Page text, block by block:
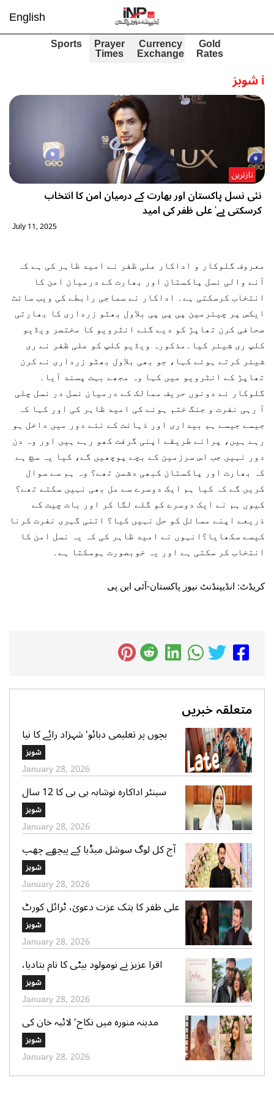
English
Gold
Rates
Currency
Exchange
Prayer
Times
Sports
iشوبز
نئی نسل پاکستان اور بھارت کے درمیان امن کا انتخاب
کرسکتی ہے' علی ظفر کی امید
تازترین
July 11, 2025
معروف گلوکار و اداکار علی ظفر نے امید ظاہر کی ہے کہ
آنے والی نسل پاکستان اور بھارت کے درمیان امن کا
انتخاب کرسکتی ہے۔ اداکار نے سماجی رابطے کی ویب سائٹ
ایکس پر چیئرمین پی پی پی بلاول بھٹو زرداری کا بھارتی
صحافی کرن تھاپڑ کو دیے گئے انٹرویو کا مختصر ویڈیو
کلپ ری شیئر کیا۔مذکورہ ویڈیو کلپ کو علی ظفر نے ری
شیئر کرتے ہوئے کہا، جو بھی بلاول بھٹو زرداری نے کرن
تھاپڑ کے انٹرویو میں کہا وہ مجھے بہت پسند آیا۔
گلوکار نے دونوں حریف ممالک کے درمیان نسل در نسل چلی
آ رہی نفرت و جنگ ختم ہونے کی امید ظاہر کی اور کہا کہ
جیسے جیسے ہم بیداری اور ذہانت کے نئے دور میں داخل ہو
رہے ہیں، پرانے طریقے اپنی گرفت کھو رہے ہیں اور وہ دن
دور نہیں جب اس سرزمین کے بچے پوچھیں گے، کیا یہ سچ ہے
کہ بھارت اور پاکستان کبھی دشمن تھے؟ وہ ہم سے سوال
کریں گے کہ کیا ہم ایک دوسرے سے مل بھی نہیں سکتے تھے؟
کیوں ہم نے ایک دوسرے کو گلے لگا کر اور بات چیت کے
ذریعے اپنے مسائل کو حل نہیں کیا؟ اتنی گہری نفرت کرنا
کیسے سکھایا؟انہوں نے امید ظاہر کی کہ یہ نسل امن کا
انتخاب کر سکتی ہے اور یہ خوبصورت ہوسکتا ہے۔
کریڈٹ: انڈیپنڈنٹ نیوز پاکستان-آئی این پی
متعلقہ خبریں
بچوں پر تعلیمی دبائو‘ شہزاد رائے کا نیا
گانا سوشل میڈیا پر وائرل
شوبز
January 28, 2026
سینئر اداکارہ نوشابہ بی بی کا 12 سال
کی عمر میں شادی ہونے کا اعتراف
شوبز
January 28, 2026
آج کل لوگ سوشل میڈیا کے پیچھے چھپ
کر ایک دوسرے پر کیچڑ اچھالتے ہیں‘ علی
عباس
شوبز
January 28, 2026
علی ظفر کا ہتک عزت دعویٰ، ٹرائل کورٹ
شوبز
January 28, 2026
اقرا عزیز نے نومولود بیٹی کا نام بتادیا،
مداحوں کی مبارکباد
شوبز
January 28, 2026
مدینہ منورہ میں نکاح‘ لائبہ خان کی
دعائے خیر کی تصاویر بھی وائرل
شوبز
January 28, 2026